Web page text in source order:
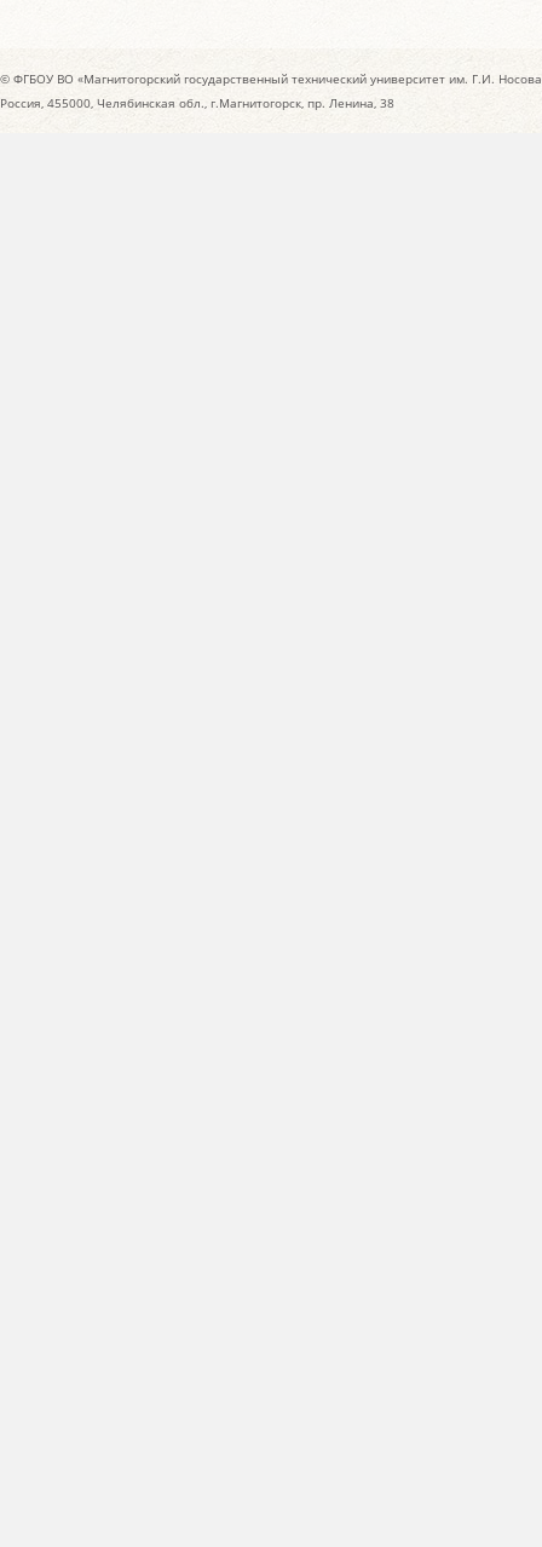
© ФГБОУ ВО «Магнитогорский государственный технический университет им. Г.И.
Россия, 455000, Челябинская обл., г.Магнитогорск, пр. Ленина, 38